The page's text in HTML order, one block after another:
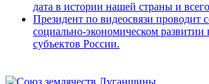
дата в истории нашей страны и
Президент по видеосвязи проводит
социально-экономическом
субъектов России.